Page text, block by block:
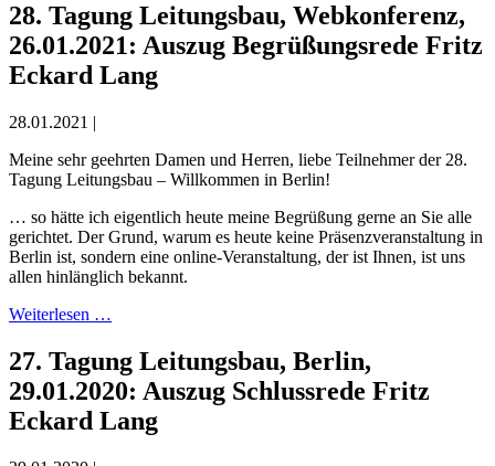
28. Tagung Leitungsbau, Webkonferenz,
26.01.2021: Auszug Begrüßungsrede Fritz
Eckard Lang
28.01.2021 |
Meine sehr geehrten Damen und Herren, liebe Teilnehmer der 28.
Tagung Leitungsbau – Willkommen in Berlin!
… so hätte ich eigentlich heute meine Begrüßung gerne an Sie alle
gerichtet. Der Grund, warum es heute keine Präsenzveranstaltung in
Berlin ist, sondern eine online-Veranstaltung, der ist Ihnen, ist uns
allen hinlänglich bekannt.
Weiterlesen …
27. Tagung Leitungsbau, Berlin,
29.01.2020: Auszug Schlussrede Fritz
Eckard Lang